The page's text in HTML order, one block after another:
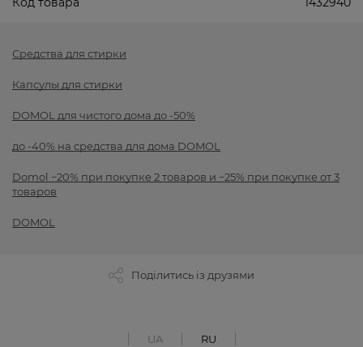
Средства для стирки
Капсулы для стирки
DOMOL для чистого дома до -50%
до -40% на средства для дома DOMOL
Domol −20% при покупке 2 товаров и −25% при покупке от 3
товаров
DOMOL
Поділитись із друзями
UA RU